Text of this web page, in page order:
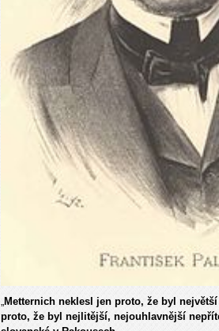
Metternich neklesl jen proto, že byl
proto, že byl nejlitější, nejouhlavnější